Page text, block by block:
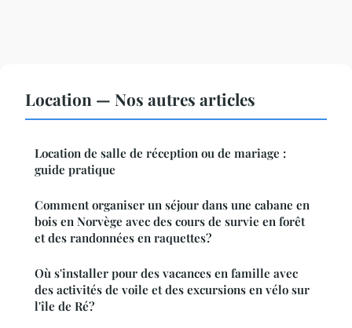
Location — Nos autres articles
Location de salle de réception ou de mariage :
guide pratique
Comment organiser un séjour dans une cabane en
bois en Norvège avec des cours de survie en forêt
et des randonnées en raquettes?
Où s'installer pour des vacances en famille avec
des activités de voile et des excursions en vélo sur
l'île de Ré?